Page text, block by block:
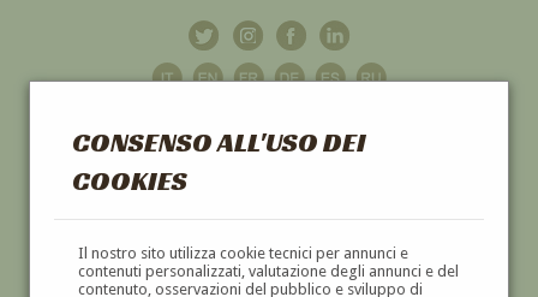
CONSENSO ALL'USO DEI
COOKIES
Il nostro sito utilizza cookie tecnici per annunci e
contenuti personalizzati, valutazione degli annunci e del
contenuto, osservazioni del pubblico e sviluppo di
GALLERIAD'ARTE